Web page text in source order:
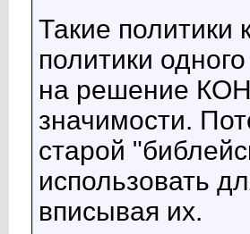
Такие политики
политики
на решение
значимости.
старой
использовать
вписывая их.